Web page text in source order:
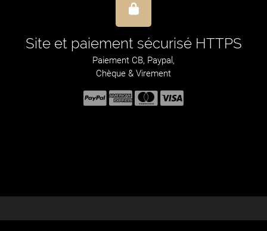
Site et paiement sécurisé HTTPS
Paiement CB, Paypal,
Chèque & Virement